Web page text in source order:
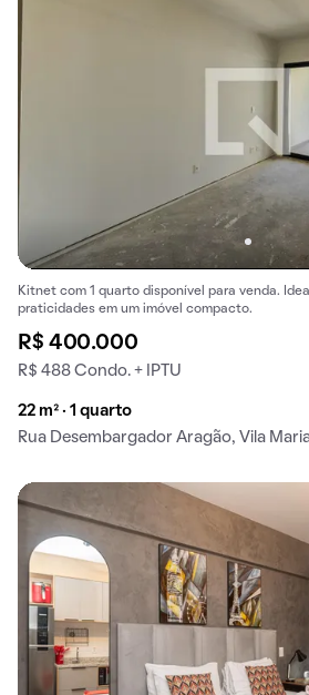
Kitnet com 1 quarto disponível para venda.
praticidades em um imóvel compacto.
R$ 400.000
R$ 488 Condo. + IPTU
22 m² · 1 quarto
Rua Desembargador Aragão, Vila